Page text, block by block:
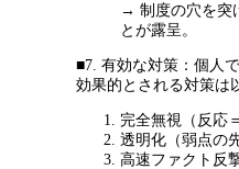
→ 制度の穴を突
とが露呈。
■7. 有効な対策：個人
効果的とされる対策は
完全無視（反応
透明化（弱点の
高速ファクト反